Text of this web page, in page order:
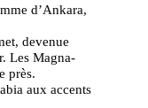
d’Ankara,
devenue
Les Magna-
près.
aux accents